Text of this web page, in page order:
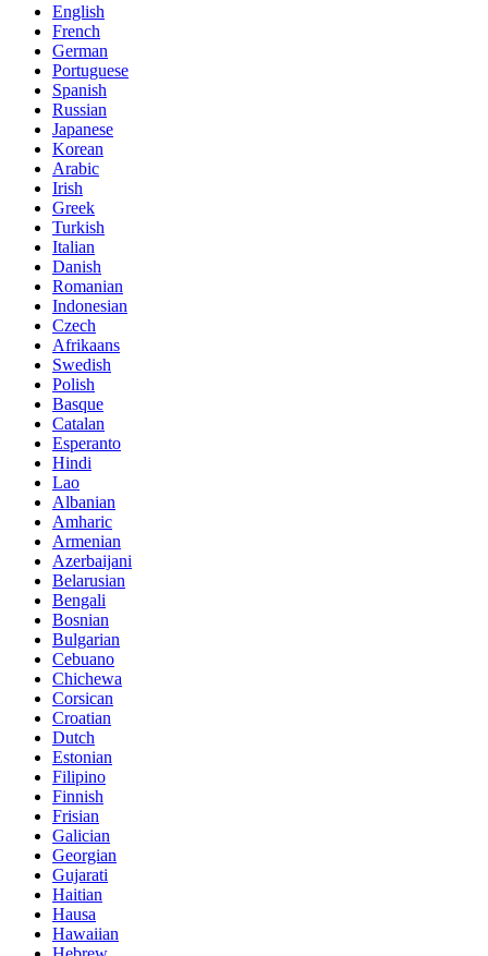
English
French
German
Portuguese
Spanish
Russian
Japanese
Korean
Arabic
Irish
Greek
Turkish
Italian
Danish
Romanian
Indonesian
Czech
Afrikaans
Swedish
Polish
Basque
Catalan
Esperanto
Hindi
Lao
Albanian
Amharic
Armenian
Azerbaijani
Belarusian
Bengali
Bosnian
Bulgarian
Cebuano
Chichewa
Corsican
Croatian
Dutch
Estonian
Filipino
Finnish
Frisian
Galician
Georgian
Gujarati
Haitian
Hausa
Hawaiian